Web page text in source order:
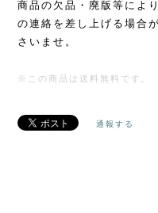
商品の欠品・廃版等によ
の連絡を差し上げる場合
さいませ。
※この商品は 送料無料 です。
通報する